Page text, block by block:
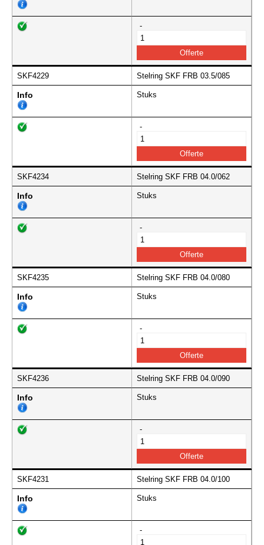
-
SKF4229 Stelring SKF FRB 03.5/085
Info Stuks
-
SKF4234 Stelring SKF FRB 04.0/062
Info Stuks
-
SKF4235 Stelring SKF FRB 04.0/080
Info Stuks
-
SKF4236 Stelring SKF FRB 04.0/090
Info Stuks
-
SKF4231 Stelring SKF FRB 04.0/100
Info Stuks
-